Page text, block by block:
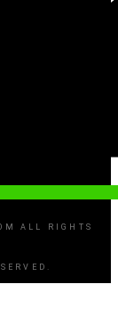
ALL RIGHTS